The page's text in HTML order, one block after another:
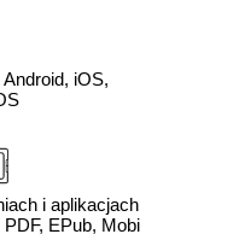
iOS,
i aplikacjach
EPub, Mobi